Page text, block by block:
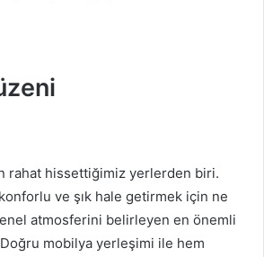
rahat hissettiğimiz yerlerden biri.
ve şık hale getirmek için ne
atmosferini belirleyen en önemli
mobilya yerleşimi ile hem